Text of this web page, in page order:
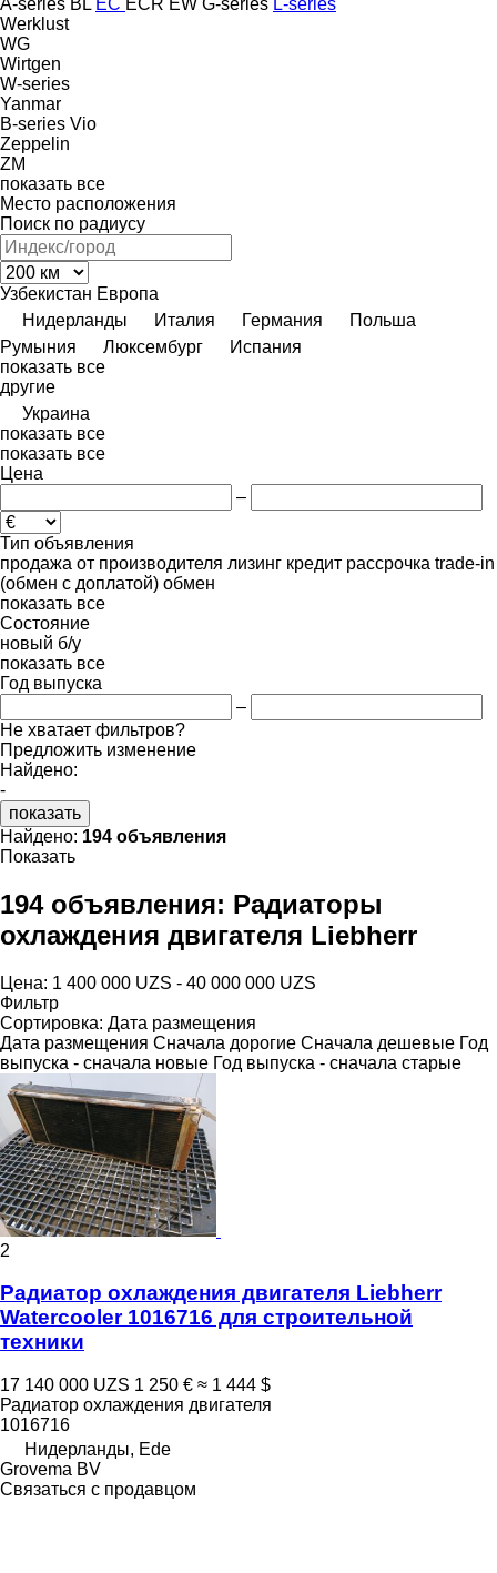
Werklust
WG
Wirtgen
W-series
Yanmar
B-series Vio
Zeppelin
ZM
показать все
Место расположения
Поиск по радиусу
Узбекистан Европа
Нидерланды
Италия Германия
Польша
Румыния
Люксембург
Испания
показать все
другие
Украина
показать все
показать все
Цена
–
Тип объявления
продажа от производителя лизинг кредит рассрочка trade-in
(обмен с доплатой) обмен
показать все
Состояние
новый б/у
показать все
Год выпуска
–
Не хватает фильтров?
Предложить изменение
Найдено:
-
показать
Найдено: 194 объявления
Показать
194 объявления: Радиаторы
охлаждения двигателя Liebherr
Цена: 1 400 000 UZS - 40 000 000 UZS
Фильтр
Сортировка: Дата размещения
Дата размещения Сначала дорогие Сначала дешевые Год
выпуска - сначала новые Год выпуска - сначала старые
2
Радиатор охлаждения двигателя Liebherr
Watercooler 1016716 для строительной
техники
17 140 000 UZS 1 250 € ≈ 1 444 $
Радиатор охлаждения двигателя
1016716
Нидерланды, Ede
Grovema BV
Связаться с продавцом